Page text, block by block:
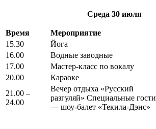
Среда 30 июля
Время Мероприятие
15.30
Йога
16.00
Водные заводные
17.00
Мастер-класс по вокалу
20.00
Караоке
21.00 –
24.00
Вечер отдыха «Русский
разгуляй» Специальные гости
— шоу-балет «Текила-Дэнс»